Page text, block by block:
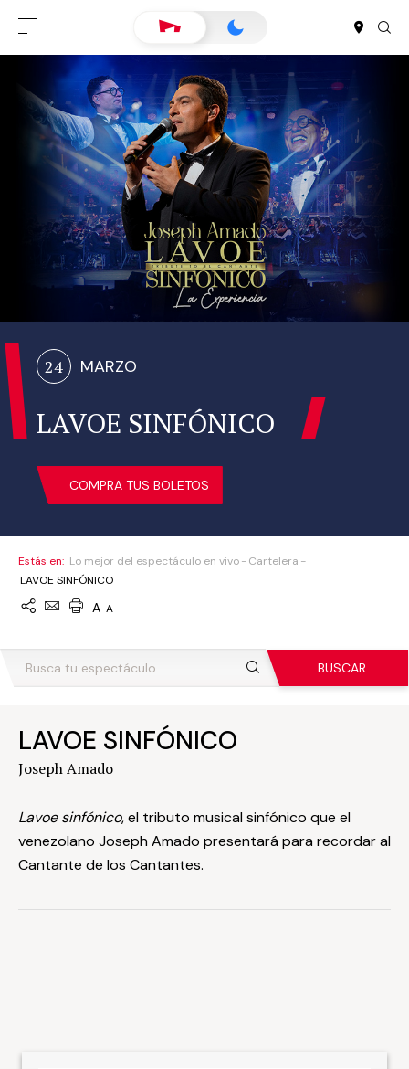
24 MARZO
LAVOE SINFÓNICO
COMPRA TUS BOLETOS
Estás en: Lo mejor del espectáculo en vivo
Cartelera
LAVOE SINFÓNICO
A A
BUSCAR
LAVOE SINFÓNICO
Joseph Amado
Lavoe sinfónico, el tributo musical sinfónico que el
venezolano Joseph Amado presentará para recordar al
Cantante de los Cantantes.